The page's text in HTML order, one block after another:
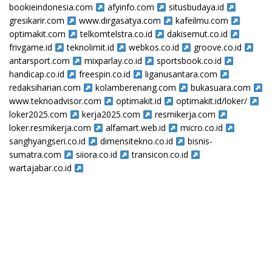
bookieindonesia.com afyinfo.com
situsbudaya.id
gresikarir.com
www.dirgasatya.com
kafeilmu.com
optimakit.com
telkomtelstra.co.id
dakisemut.co.id
frivgame.id
teknolimit.id webkos.co.id
groove.co.id
antarsport.com
mixparlay.co.id
sportsbook.co.id
handicap.co.id
freespin.co.id
liganusantara.com
redaksiharian.com
kolamberenang.com
bukasuara.com
www.teknoadvisor.com
optimakit.id
optimakit.id/loker/
loker2025.com
kerja2025.com
resmikerja.com
loker.resmikerja.com
alfamart.web.id
micro.co.id
sanghyangseri.co.id
dimensitekno.co.id
bisnis-
sumatra.com
siiora.co.id
transicon.co.id
wartajabar.co.id